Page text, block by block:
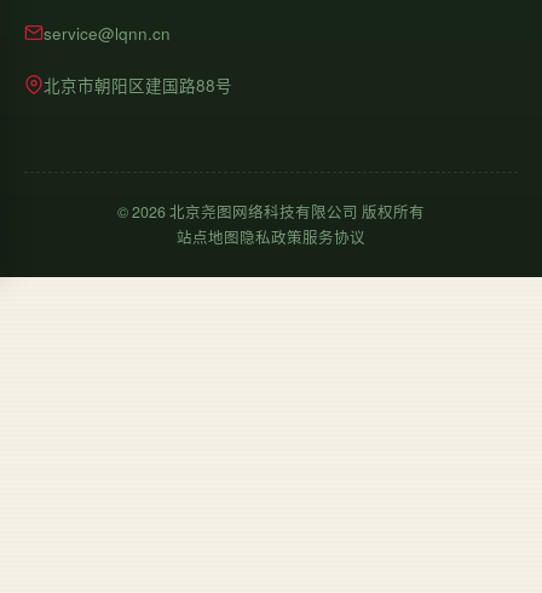
service@lqnn.cn
北京市朝阳区建国路88号
©2026北京尧图网络科技有限公司 版权所有
站点地图隐私政策服务协议